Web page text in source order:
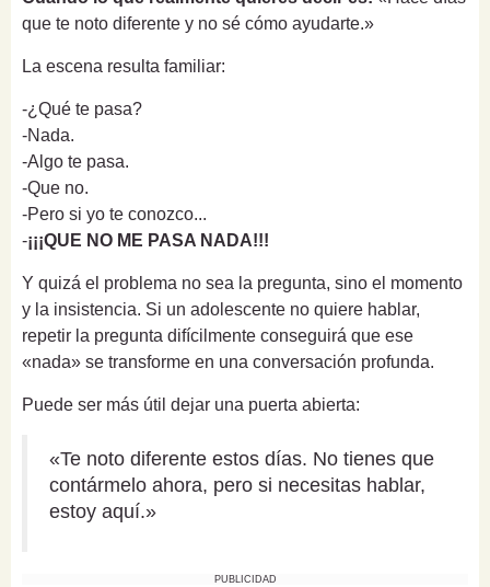
que te noto diferente y no sé cómo ayudarte.»
La escena resulta familiar:
-¿Qué te pasa?
-Nada.
-Algo te pasa.
-Que no.
-Pero si yo te conozco...
-¡¡¡QUE NO ME PASA NADA!!!
Y quizá el problema no sea la pregunta, sino el momento
y la insistencia. Si un adolescente no quiere hablar,
repetir la pregunta difícilmente conseguirá que ese
«nada» se transforme en una conversación profunda.
Puede ser más útil dejar una puerta abierta:
«Te noto diferente estos días. No tienes que
contármelo ahora, pero si necesitas hablar,
estoy aquí.»
PUBLICIDAD